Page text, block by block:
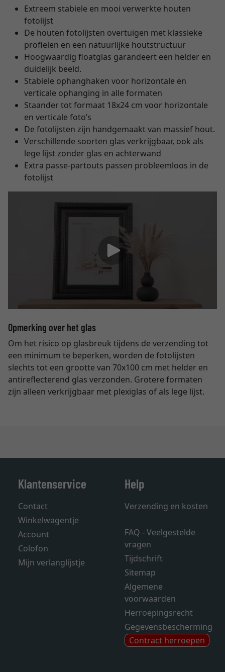
Extreem stabiele en mooi verwerkte houten
fotolijst
De houten fotolijsten overtuigen met klassieke
profielen en een natuurlijke houtstructuur
Hoogwaardig floatglas garandeert een helder en
duidelijk beeld.
Stabiele ophanghaken voor horizontale en
verticale ophanging in alle formaten
Staander tot formaat 18x24 cm voor horizontale
en verticale foto’s
De fotolijsten zijn handgemaakt van massief hout.
Verschillende soorten glas verkrijgbaar, ook als
lege lijst zonder glas en achterwand
Extra passe-partouts passen probleemloos in de
fotolijst
Opmerking over het glas
Om het risico op glasbreuk tijdens de verzending tot
een minimum te beperken, worden de fotolijsten
slechts tot een grootte van 70x100 cm met helder en
antireflecterend glas verzonden. Grotere formaten
zijn alleen verkrijgbaar met plexiglas of als lege lijst.
Klantenservice
Contact
Winkelwagentje
Account
Colofon
Mijn verlanglijstje
Help
Verzending en kosten
FAQ - Veelgestelde
vragen
Tijdschrift
Sitemap
Algemene
voorwaarden
Herroepingsrecht
Gegevensbescherming
Contract herroepen